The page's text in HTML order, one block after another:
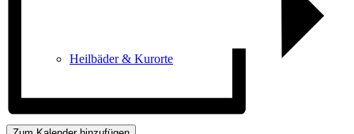
Heilbäder & Kurorte